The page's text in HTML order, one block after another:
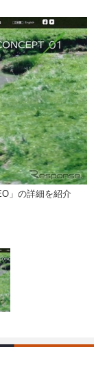
車 File
合修理＆粗悪修理
洗車
ティング
防錆
旧車」関連プロジェ
クト
タビュー
トレポート
」の詳細を紹介